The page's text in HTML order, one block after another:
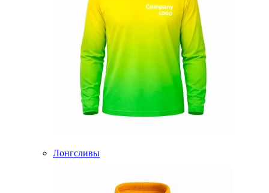
Лонгсливы